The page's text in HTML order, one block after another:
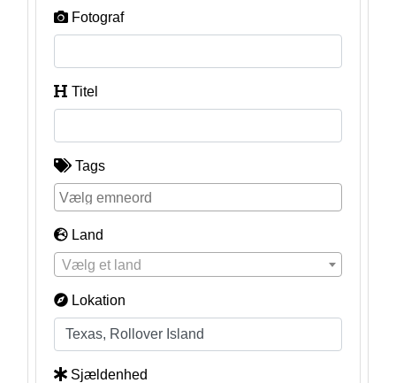
Fotograf
Titel
Tags
Land
Vælg et land
Lokation
Sjældenhed